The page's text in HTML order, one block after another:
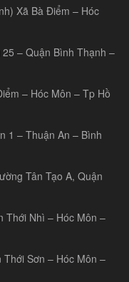
Xã Bà Điểm – Hóc
– Quận Bình Thạnh –
– Hóc Môn – Tp Hồ
1 – Thuận An – Bình
Tân Tạo A, Quận
Thới Nhì – Hóc Môn –
Sơn – Hóc Môn –